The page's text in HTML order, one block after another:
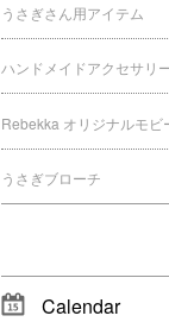
うさぎさん用アイテム
ハンドメイドアクセサリ
Rebekka オリジナルモビ
うさぎブローチ
Calendar